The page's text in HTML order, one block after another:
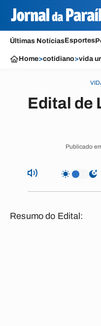
Últimas NotíciasEsportes
Home>cotidiano>vida
Edital de
Publicado
Resumo do Edital: